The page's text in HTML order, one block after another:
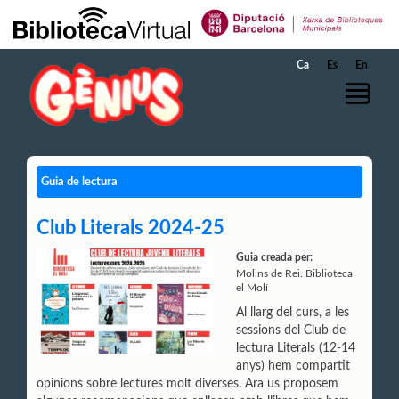
Salta al contingut principal
Ca Es En
Guia de lectura
Club Literals 2024-25
Guia creada per:
Molins de Rei. Biblioteca
el Molí
Al llarg del curs, a les
sessions del Club de
lectura Literals (12-14
anys) hem compartit
opinions sobre lectures molt diverses. Ara us proposem